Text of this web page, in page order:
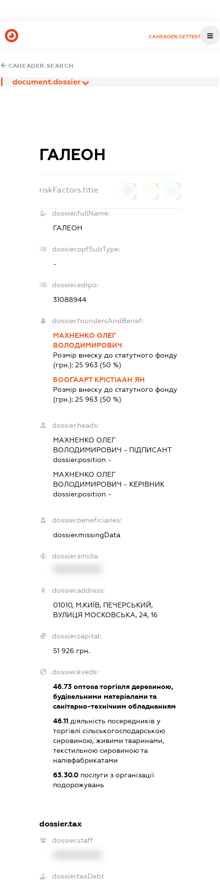
CAHEADER.GETTEST
CAHEADER.SEARCH
document.dossier
ГАЛЕОН
riskFactors.title
dossier.fullName:
ГАЛЕОН
dossier.opfSubType:
-
dossier.edrpo:
31088944
dossier.foundersAndBenef:
МАХНЕНКО ОЛЕГ
ВОЛОДИМИРОВИЧ
Розмір внеску до статутного фонду
(грн.): 25 963(50 %)
БООГААРТ КРІСТІААН ЯН
Розмір внеску до статутного фонду
(грн.): 25 963(50 %)
dossier.heads:
МАХНЕНКО ОЛЕГ
ВОЛОДИМИРОВИЧ - ПІДПИСАНТ
dossier.position -
МАХНЕНКО ОЛЕГ
ВОЛОДИМИРОВИЧ - КЕРІВНИК
dossier.position -
dossier.beneficiaries:
dossier.missingData
dossier.smida:
dossier.address:
01010, М.КИЇВ, ПЕЧЕРСЬКИЙ,
ВУЛИЦЯ МОСКОВСЬКА, 24, 16
dossier.capital:
51 926 грн.
dossier.kveds:
46.73оптова торгівля деревиною,
будівельними матеріалами та
санітарно-технічним обладнанням
46.11діяльність посередників у
торгівлі сільськогосподарською
сировиною, живими тваринами,
текстильною сировиною та
напівфабрикатами
63.30.0послуги з організації
подорожувань
dossier.tax
dossier.staff
dossier.taxDebt